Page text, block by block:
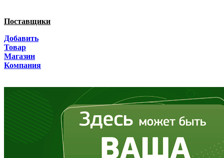
Волгоградская область
Вологодская область
Дагестан
Поставщики
Добавить
Товар
Магазин
Компания